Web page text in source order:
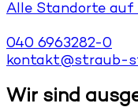
Alle Standorte auf
040 6963282-0
kontakt@straub-
Wir sind